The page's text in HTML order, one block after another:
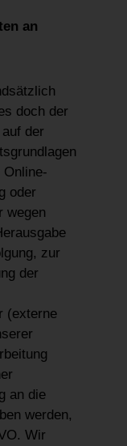
an
doch der
der
Online-
oder
wegen
zur
der
(externe
an die
werden,
Wir